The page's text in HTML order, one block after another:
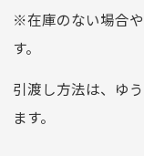
選びいただけな
※在庫のない場合
す。
引渡し方法は、ゆ
ます。